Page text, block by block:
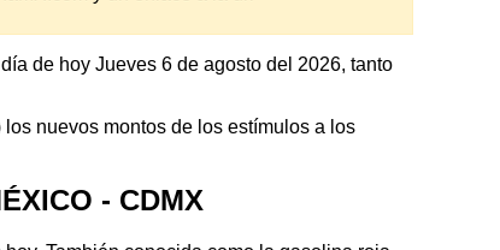
de hoy Jueves 6 de agosto del 2026, tanto
nuevos montos de los estímulos a los
- CDMX